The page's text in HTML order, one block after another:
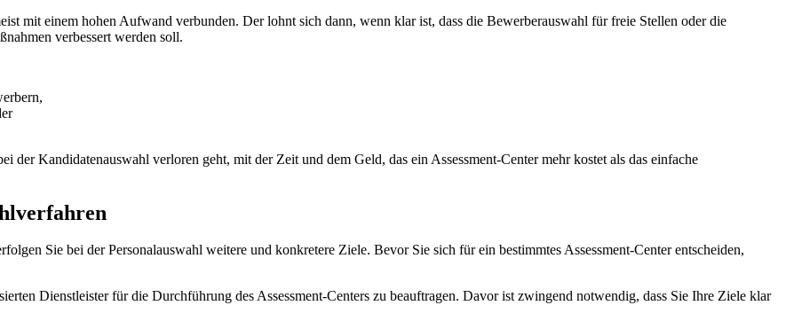
mit einem hohen Aufwand verbunden. Der lohnt sich dann, wenn klar ist, dass die Bewerberauswahl für freie Stellen oder die
verbessert werden soll.
der Kandidatenauswahl verloren geht, mit der Zeit und dem Geld, das ein Assessment-Center mehr kostet als das einfache
Sie bei der Personalauswahl weitere und konkretere Ziele. Bevor Sie sich für ein bestimmtes Assessment-Center entscheiden,
Dienstleister für die Durchführung des Assessment-Centers zu beauftragen. Davor ist zwingend notwendig, dass Sie Ihre Ziele klar